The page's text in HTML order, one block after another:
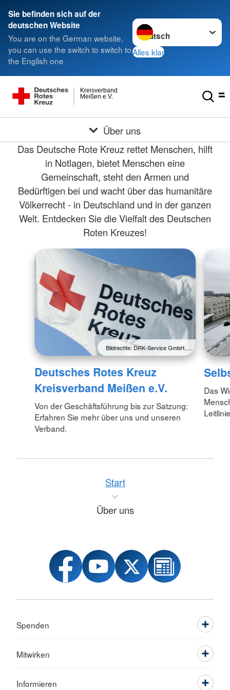
Sie befinden sich auf der
deutschen Website
You are on the German website,
you can use the switch to switch to
the English one
Sprache wechseln zu
Alles klar
Meißen e.V.
Kreisverband
Über uns
Das Deutsche Rote Kreuz rettet Menschen, hilft
in Notlagen, bietet Menschen eine
Gemeinschaft, steht den Armen und
Bedürftigen bei und wacht über das humanitäre
Völkerrecht - in Deutschland und in der ganzen
Welt. Entdecken Sie die Vielfalt des Deutschen
Roten Kreuzes!
Bildrechte: DRK-Service GmbH,…
Deutsches Rotes Kreuz
Kreisverband Meißen e.V.
Von der Geschäftsführung bis zur Satzung:
Erfahren Sie mehr über uns und unseren
Verband.
Das
Start
Über uns
Spenden
Mitwirken
Informieren